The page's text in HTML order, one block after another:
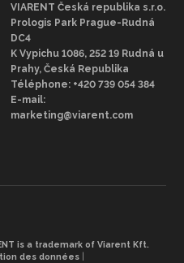
VIARENT Česká republika s.r.o.
Prologis Park Prague-Rudná
DC4
K Vypichu 1086, 252 19 Rudná u
Prahy, Česká Republika
Téléphone: +420 739 054 384
E-mail:
marketing@viarent.com
is a trademark of Viarent Kft.
des données